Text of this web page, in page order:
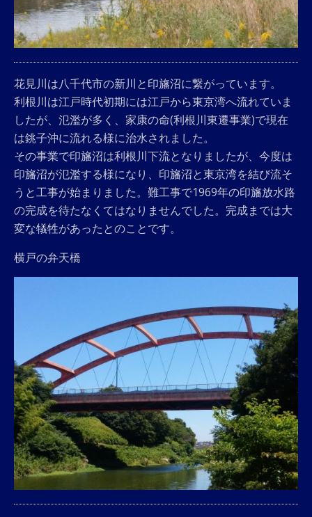
花見川は八千代市の新川と印旛沼に繋がっています。
利根川は江戸時代初期には江戸から東京湾へ流れていま
したが、氾濫が多く、家康の命(利根川東遷事業)で現在
は銚子沖に流れる様に治水されました。
その事業で印旛沼は利根川下流となりましたが、今度は
印旛沼が氾濫する様になり、印旛沼と東京湾を結び流そ
うと工事が始まりました。難工事で1969年の印旛放水路
の完成を待たなくてはなりませんでした。完成までは大
変な犠牲があったとのことです。
横戸の弁天橋